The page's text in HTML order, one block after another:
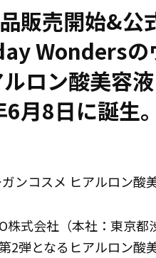
品販売開始&公
Wondersの
ロン酸美容
月8日に誕生。
ンコスメ ヒアルロン酸
株式会社（本社：東京
2弾となるヒアルロン酸